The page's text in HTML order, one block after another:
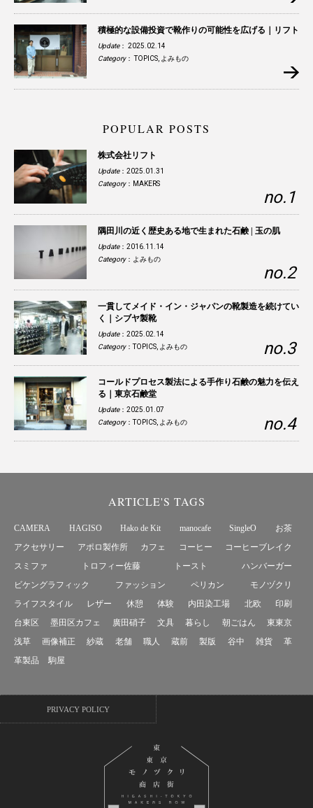
積極的な設備投資で靴作りの可能性を広げる｜リフト
Update： 2025.02.14
Category： TOPICS, よみもの
POPULAR POSTS
株式会社リフト
Update：2025.01.31
Category： MAKERS
隅田川の近く歴史ある地で生まれた石鹸 | 玉の肌
Update：2016.11.14
Category： よみもの
一貫してメイド・イン・ジャパンの靴製造を続けてい
く｜シブヤ製靴
Update：2025.02.14
Category： TOPICS, よみもの
コールドプロセス製法による手作り石鹸の魅力を伝え
る｜東京石鹸堂
Update：2025.01.07
Category： TOPICS, よみもの
ARTICLE'S TAGS
CAMERA HAGISO Hako de Kit manocafe SingleO
お茶
アクセサリー
アポロ製作所 カフェ コーヒー
コーヒーブレイク
スミファ
トロフィー佐藤 トースト
ハンバーガー
ビケングラフィック
ファッション ペリカン
モノヅクリ
ライフスタイル
レザー 休憩 体験 内田染工場 北欧
印刷
台東区
墨田区カフェ 廣田硝子 文具 暮らし 朝ごはん
東東京
浅草
画像補正 紗蔵 老舗 職人 蔵前 製版 谷中 雑貨
革
革製品
駒屋
PRIVACY POLICY